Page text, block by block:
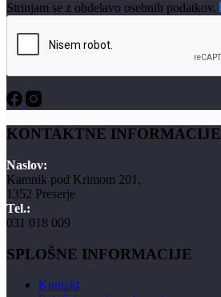
Strinjam se z obdelavo osebnih podatkov.
KONTAKTNE INFORMACIJE
Naslov:
Kamnik pod Krimom 201,
1352 Preserje
Tel.:
031 018 009
SPLOŠNE INFORMACIJE
Kontakt